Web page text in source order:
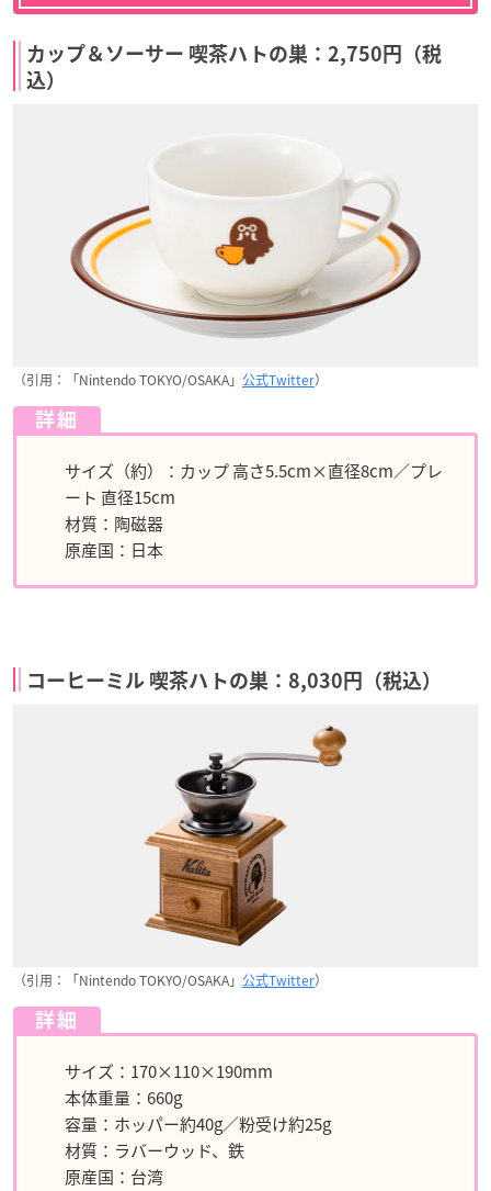
カップ＆ソーサー 喫茶ハトの巣：2,750円（税
込）
（引用：「Nintendo TOKYO/OSAKA」 公式Twitter）
詳細
サイズ（約）：カップ 高さ5.5cm×直径8cm／プレ
ート 直径15cm
材質：陶磁器
原産国：日本
コーヒーミル 喫茶ハトの巣：8,030円（税込）
（引用：「Nintendo TOKYO/OSAKA」 公式Twitter）
詳細
サイズ：170×110×190mm
本体重量：660g
容量：ホッパー約40g／粉受け約25g
材質：ラバーウッド、鉄
原産国：台湾